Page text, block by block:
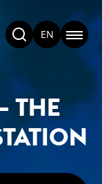
EN
THE